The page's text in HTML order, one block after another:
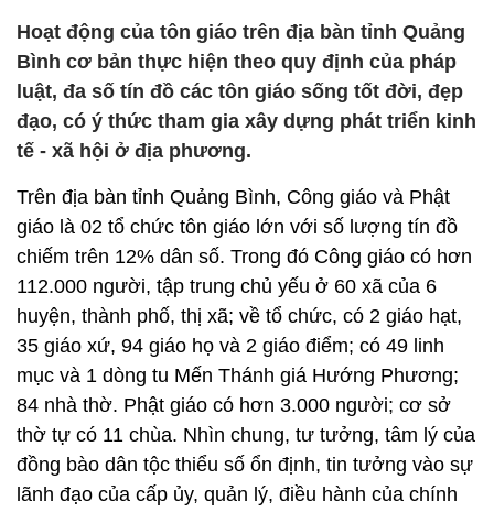
Hoạt động của tôn giáo trên địa bàn tỉnh Quảng
Bình cơ bản thực hiện theo quy định của pháp
luật, đa số tín đồ các tôn giáo sống tốt đời, đẹp
đạo, có ý thức tham gia xây dựng phát triển kinh
tế - xã hội ở địa phương.
Trên địa bàn tỉnh Quảng Bình, Công giáo và Phật
giáo là 02 tổ chức tôn giáo lớn với số lượng tín đồ
chiếm trên 12% dân số. Trong đó Công giáo có hơn
112.000 người, tập trung chủ yếu ở 60 xã của 6
huyện, thành phố, thị xã; về tổ chức, có 2 giáo hạt,
35 giáo xứ, 94 giáo họ và 2 giáo điểm; có 49 linh
mục và 1 dòng tu Mến Thánh giá Hướng Phương;
84 nhà thờ. Phật giáo có hơn 3.000 người; cơ sở
thờ tự có 11 chùa. Nhìn chung, tư tưởng, tâm lý của
đồng bào dân tộc thiểu số ổn định, tin tưởng vào sự
lãnh đạo của cấp ủy, quản lý, điều hành của chính